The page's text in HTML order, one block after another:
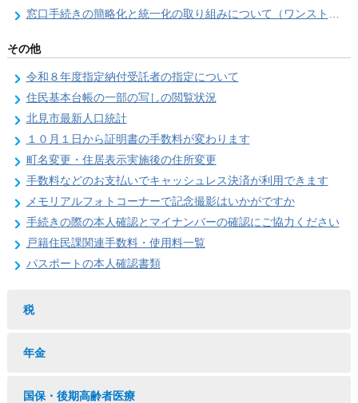
窓口手続きの簡略化と統一化の取り組みについて（ワンストップサービス推進事業）
その他
令和８年度指定納付受託者の指定について
住民基本台帳の一部の写しの閲覧状況
北見市最新人口統計
１０月１日から証明書の手数料が変わります
町名変更・住居表示実施後の住所変更
手数料などのお支払いでキャッシュレス決済が利用できます
メモリアルフォトコーナーで記念撮影はいかがですか
手続きの際の本人確認とマイナンバーの確認にご協力ください
戸籍住民課関連手数料・使用料一覧
パスポートの本人確認書類
税
年金
国保・後期高齢者医療